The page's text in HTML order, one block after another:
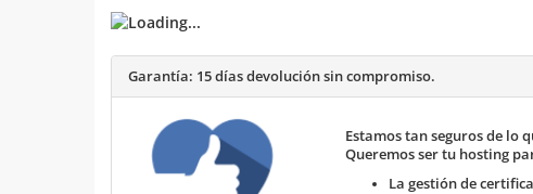
Garantía: 15 días devolución sin compromiso.
Estamos tan seguros de lo
Queremos ser tu hosting
La gestión de